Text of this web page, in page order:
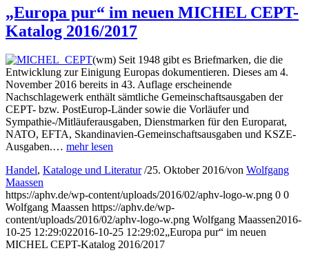
„Europa pur“ im neuen MICHEL CEPT-
Katalog 2016/2017
(wm) Seit 1948 gibt es Briefmarken, die die
Entwicklung zur Einigung Europas dokumentieren. Dieses am 4.
November 2016 bereits in 43. Auflage erscheinende
Nachschlagewerk enthält sämtliche Gemeinschaftsausgaben der
CEPT- bzw. PostEurop-Länder sowie die Vorläufer und
Sympathie-/Mitläuferausgaben, Dienstmarken für den Europarat,
NATO, EFTA, Skandinavien-Gemeinschaftsausgaben und KSZE-
Ausgaben.… mehr lesen
Handel, Kataloge und Literatur /25. Oktober 2016/von Wolfgang
Maassen
https://aphv.de/wp-content/uploads/2016/02/aphv-logo-w.png 0 0
Wolfgang Maassen https://aphv.de/wp-
content/uploads/2016/02/aphv-logo-w.png Wolfgang Maassen2016-
10-25 12:29:022016-10-25 12:29:02„Europa pur“ im neuen
MICHEL CEPT-Katalog 2016/2017